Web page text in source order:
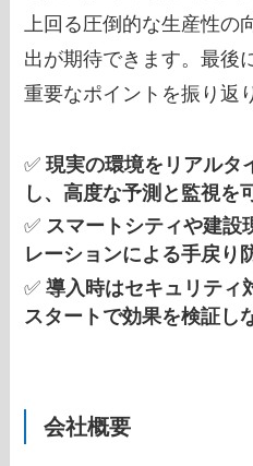
上回る圧倒的な生産性の
出が期待できます。最後
重要なポイントを振り返
✅現実の環境をリアルタ
し、高度な予測と監視を
✅ スマートシティや建設
レーションによる手戻り
✅導入時はセキュリティ
スタートで効果を検証し
会社概要